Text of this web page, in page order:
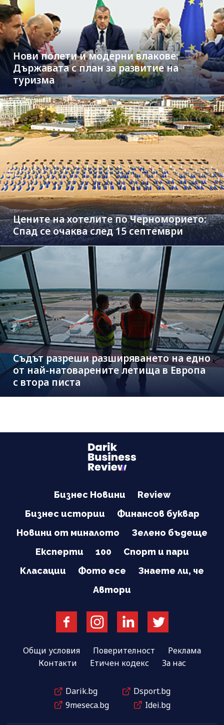
Нови полети и модерни влакове:
Държавата с план за развитие на
туризма
Цените на хотелите по Черноморието:
Спад се очаква след 15 септември
Съдът разреши разширяването на едно
от най-натоварените летища в Европа
с втора писта
Бизнес Новини
Review
Бизнес истории
Финансов буквар
Новини от миналото
Зелено бъдеще
Експерти
100
Спорт и пари
Класации
Фото есе
Знаете ли, че
Автори
Общи условия Поверителност
Реклама
Контакти
Етичен кодекс За нас
Darik.bg
Dsport.bg
9meseca.bg
Idei.bg